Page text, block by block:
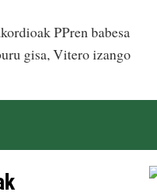
PPren babesa
gisa, Vitero izango